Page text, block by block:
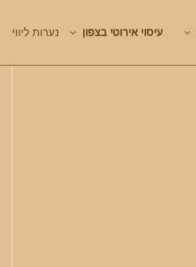
עיסוי אירוטי בצפון נערות ליווי